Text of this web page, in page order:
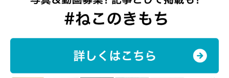
↑いつもごはんを奪われかける腹いせに、おでんちゃんのカリカリを盗むブ
ごはんの食べ方も猫様それぞれ。いずれ、ごはんのデータのみな
らず、普段の行動データから性格もわかるかもね！？と最近チー